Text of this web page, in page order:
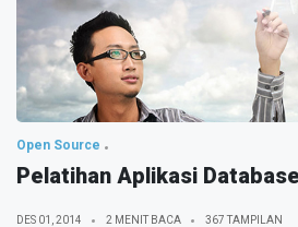
Open Source
Pelatihan Aplikasi
DES 01, 2014 2 MENIT BACA 367 TAMPILAN